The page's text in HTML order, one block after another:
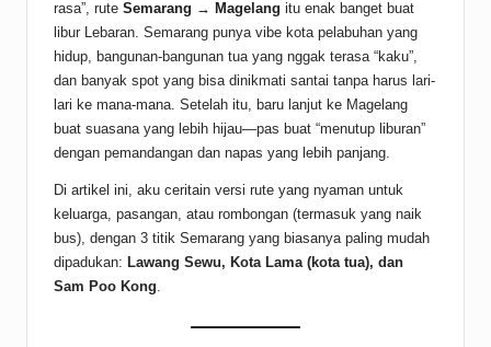
rasa”, rute Semarang → Magelang itu enak banget buat
libur Lebaran. Semarang punya vibe kota pelabuhan yang
hidup, bangunan-bangunan tua yang nggak terasa “kaku”,
dan banyak spot yang bisa dinikmati santai tanpa harus lari-
lari ke mana-mana. Setelah itu, baru lanjut ke Magelang
buat suasana yang lebih hijau—pas buat “menutup liburan”
dengan pemandangan dan napas yang lebih panjang.
Di artikel ini, aku ceritain versi rute yang nyaman untuk
keluarga, pasangan, atau rombongan (termasuk yang naik
bus), dengan 3 titik Semarang yang biasanya paling mudah
dipadukan: Lawang Sewu, Kota Lama (kota tua), dan
Sam Poo Kong